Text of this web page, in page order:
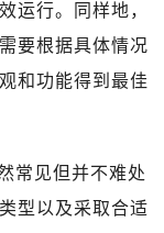
吉林省白城市洮北区明仁南街劳力士售后服务中心（需提前预约）
吉林省白山市浑江区浑江大街劳力士售后服务中心（需提前预约）
吉林省梅河口市新华街道梅河大街劳力士售后服务中心（需提前预约）
吉林省四平市铁东区紫气大路与南九经街交汇处劳力士售后服务中心（需提前预约）
运行。同样地，
要根据具体情况
和功能得到最佳
常见但并不难处
型以及采取合适